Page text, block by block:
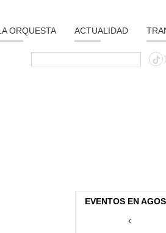
ORQUESTA ACTUALIDAD
EVENTOS EN